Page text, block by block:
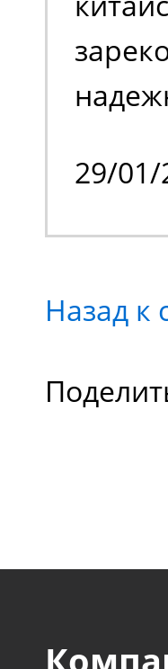
с
29/01/
Назад к